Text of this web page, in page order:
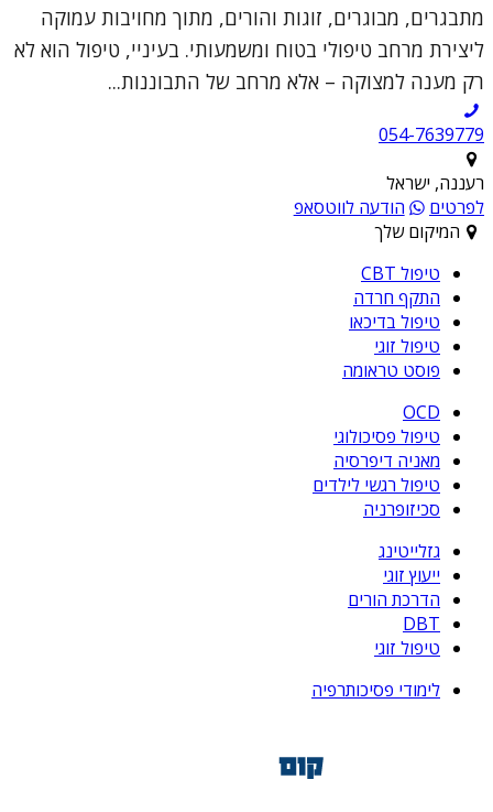
מתבגרים, מבוגרים, זוגות והורים, מתוך מחויבות עמוקה
ליצירת מרחב טיפולי בטוח ומשמעותי. בעיניי, טיפול הוא לא
רק מענה למצוקה – אלא מרחב של התבוננות...
054-7639779
רעננה, ישראל
לפרטים
הודעה לווטסאפ
המיקום שלך
טיפול CBT
התקף חרדה
טיפול בדיכאו
טיפול זוגי
פוסט טראומה
OCD
טיפול פסיכולוגי
מאניה דיפרסיה
טיפול רגשי לילדים
סכיזופרניה
גזלייטינג
ייעוץ זוגי
הדרכת הורים
DBT
טיפול זוגי
לימודי פסיכותרפיה